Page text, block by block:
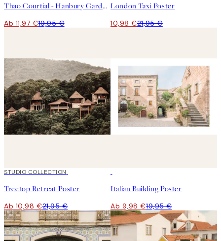
Thao Courtial - Hanbury Garden No1 Poster
Ab 11,97 €19,95 €
London Taxi Poster
10,98 €21,95 €
50%*
STUDIO COLLECTION
Treetop Retreat Poster
Ab 10,98 €21,95 €
Italian Building Poster
Ab 9,98 €19,95 €